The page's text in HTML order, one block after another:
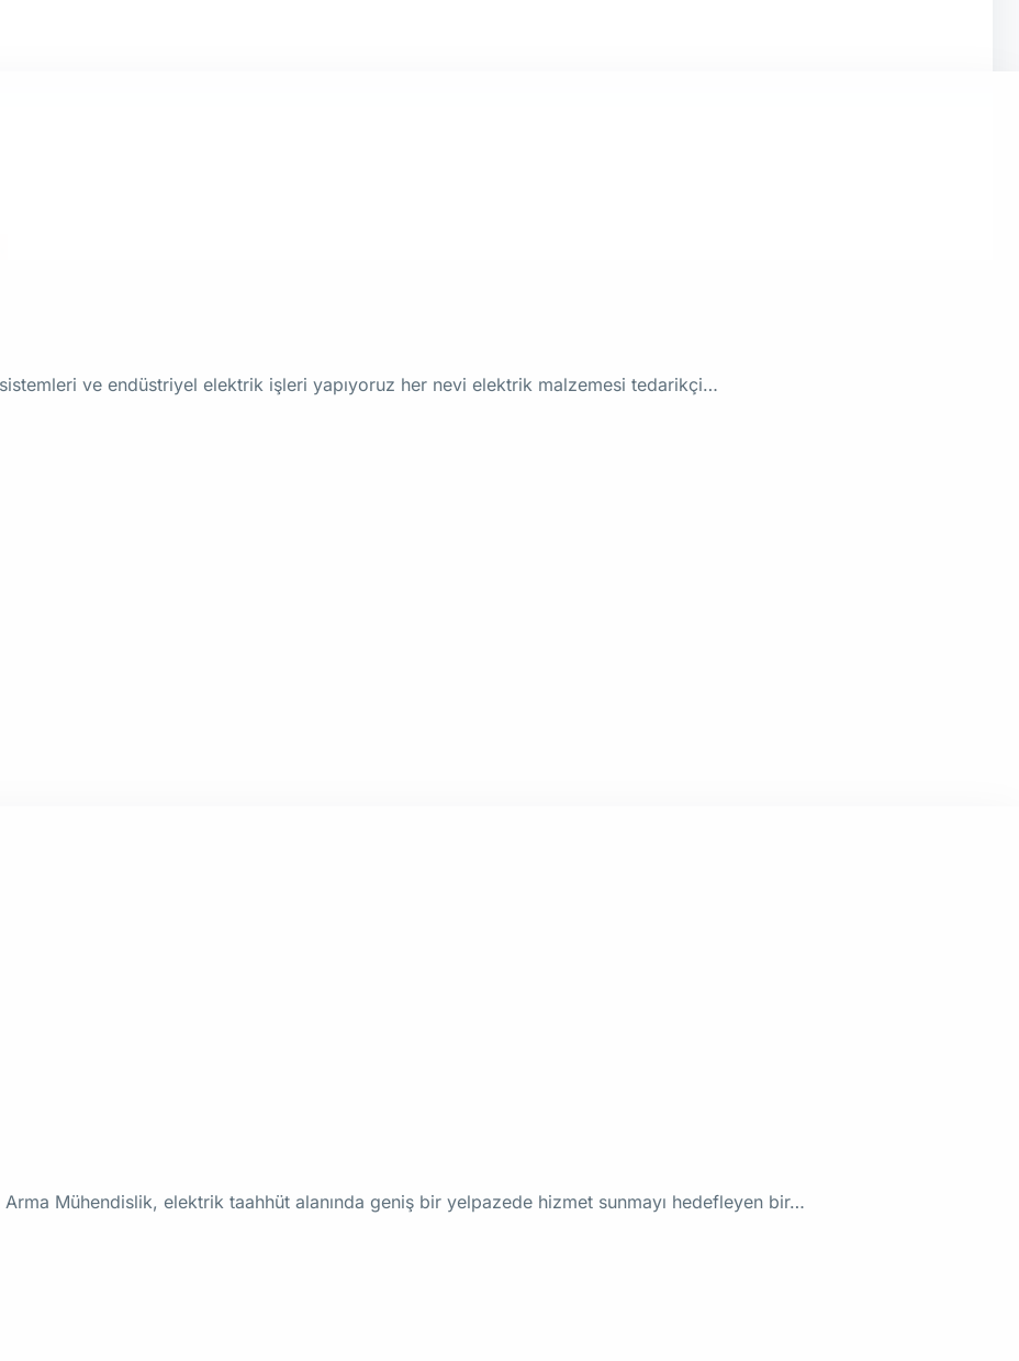
ve endüstriyel elektrik işleri yapıyoruz her nevi elektrik malzemesi tedarikçi…
Mühendislik, elektrik taahhüt alanında geniş bir yelpazede hizmet sunmayı hedefleyen bir…